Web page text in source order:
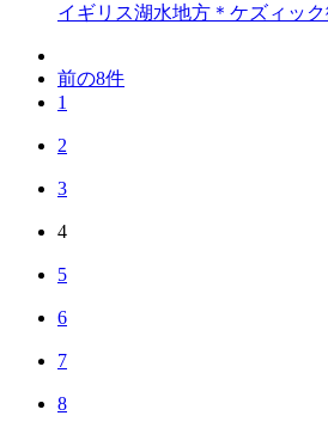
イギリス湖水地方＊ケズィック
前の8件
1
2
3
4
5
6
7
8